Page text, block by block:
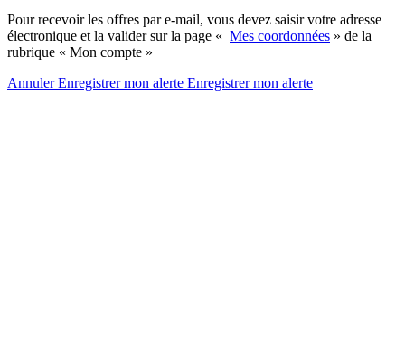
Pour recevoir les offres par e-mail, vous devez saisir votre adresse
électronique et la valider sur la page « Mes coordonnées » de la
rubrique « Mon compte »
AnnulerEnregistrer mon alerte Enregistrermon alerte